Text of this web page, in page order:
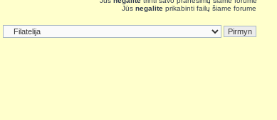
Jūs negalite prikabinti failų šiame forume